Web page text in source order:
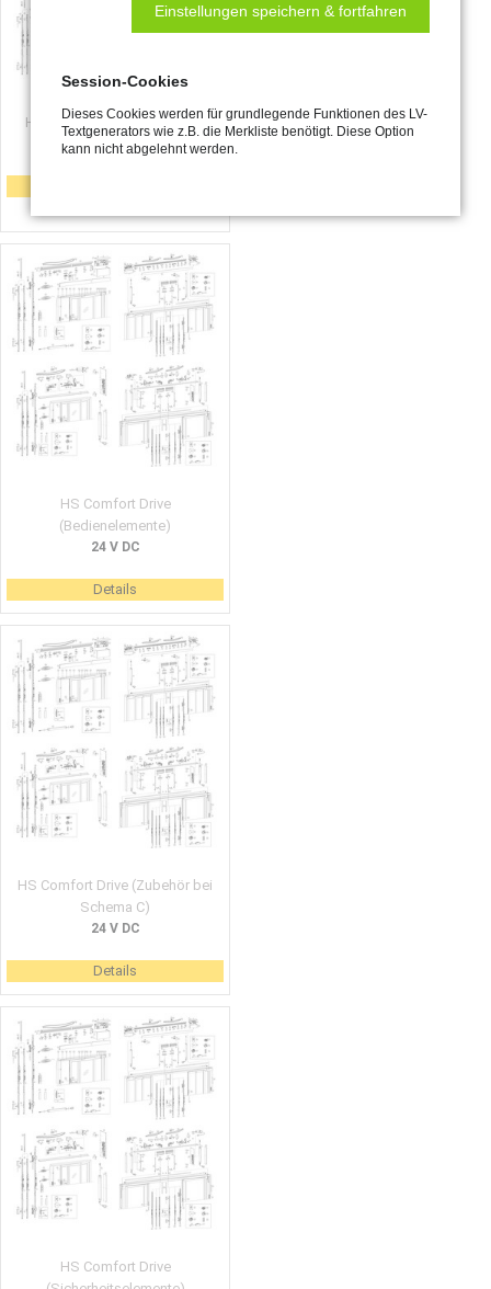
HS Comfort Drive (Netzteile)
24 V DC
HS Comfort Drive
(Bedienelemente)
24 V DC
Details
HS Comfort Drive (Zubehör bei
Schema C)
24 V DC
Details
HS Comfort Drive
Einstellungen speichern & fortfahren
Session-Cookies
Dieses Cookies werden für grundlegende Funktionen des LV-
Textgenerators wie z.B. die Merkliste benötigt. Diese Option
kann nicht abgelehnt werden.